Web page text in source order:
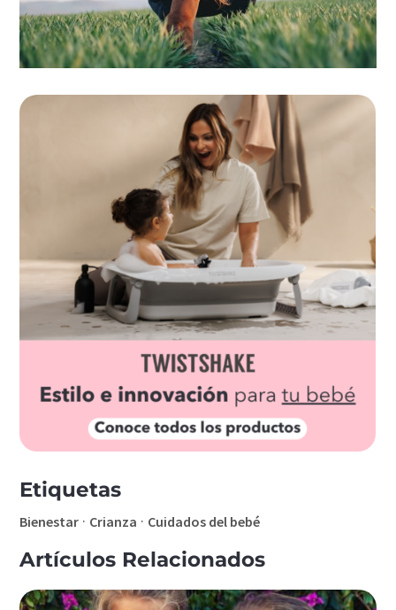
Etiquetas
Bienestar · Crianza · Cuidados del bebé
Artículos Relacionados